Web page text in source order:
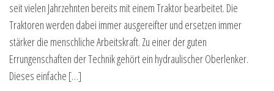
seit vielen Jahrzehnten bereits mit einem Traktor bearbeitet. Die
Traktoren werden dabei immer ausgereifter und ersetzen immer
stärker die menschliche Arbeitskraft. Zu einer der guten
Errungenschaften der Technik gehört ein hydraulischer Oberlenker.
Dieses einfache […]